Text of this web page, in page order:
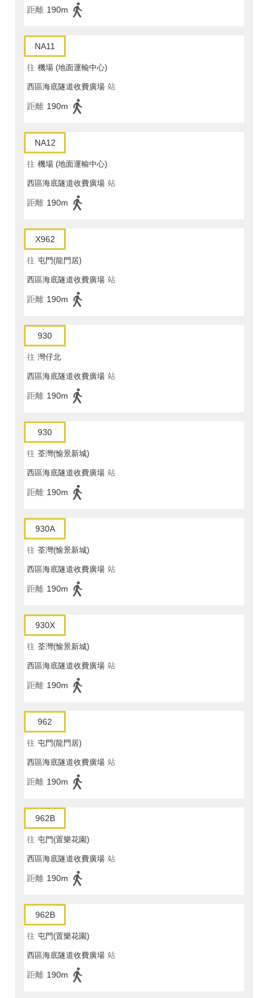
距離 190m
NA11
往 機場 (地面運輸中心)
西區海底隧道收費廣場 站
距離 190m
NA12
往 機場 (地面運輸中心)
西區海底隧道收費廣場 站
距離 190m
X962
往 屯門(龍門居)
西區海底隧道收費廣場 站
距離 190m
930
往 灣仔北
西區海底隧道收費廣場 站
距離 190m
930
往 荃灣(愉景新城)
西區海底隧道收費廣場 站
距離 190m
930A
往 荃灣(愉景新城)
西區海底隧道收費廣場 站
距離 190m
930X
往 荃灣(愉景新城)
西區海底隧道收費廣場 站
距離 190m
962
往 屯門(龍門居)
西區海底隧道收費廣場 站
距離 190m
962B
往 屯門(置樂花園)
西區海底隧道收費廣場 站
距離 190m
962B
往 屯門(置樂花園)
西區海底隧道收費廣場 站
距離 190m